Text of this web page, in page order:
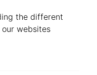
the different
websites